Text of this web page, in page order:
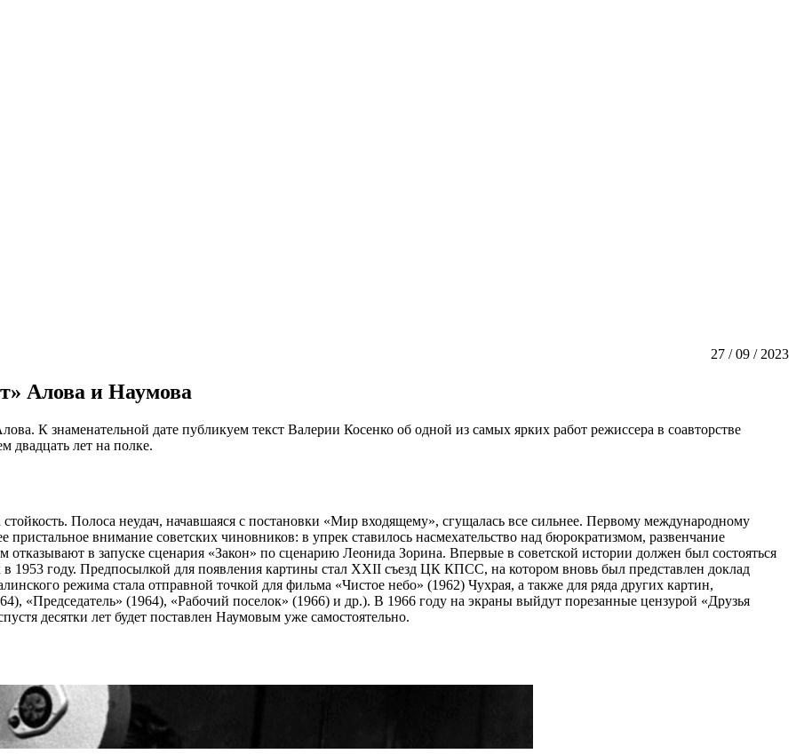
27 / 09 / 2023
Алова и Наумова
К знаменательной дате публикуем текст Валерии Косенко об одной из самых ярких работ режиссера в соавторстве
лет на полке.
Полоса неудач, начавшаяся с постановки «Мир входящему», сгущалась все сильнее. Первому международному
внимание советских чиновников: в упрек ставилось насмехательство над бюрократизмом, развенчание
в запуске сценария «Закон» по сценарию Леонида Зорина. Впервые в советской истории должен был состояться
1953 году. Предпосылкой для появления картины стал XXII съезд ЦК КПСС, на котором вновь был представлен доклад
режима стала отправной точкой для фильма «Чистое небо» (1962) Чухрая, а также для ряда других картин,
«Председатель» (1964), «Рабочий поселок» (1966) и др.). В 1966 году на экраны выйдут порезанные цензурой «Друзья
десятки лет будет поставлен Наумовым уже самостоятельно.